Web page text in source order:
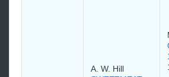
A. W. Hill